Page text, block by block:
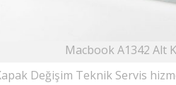
Macbook A1342 Alt
Değişim Teknik Servis